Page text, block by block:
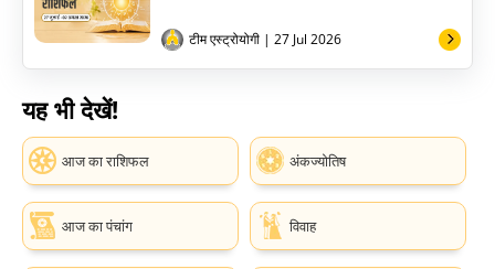
टीम एस्ट्रोयोगी | 27 Jul 2026
यह भी देखें!
आज का राशिफल अंकज्योतिष
आज का पंचांग विवाह